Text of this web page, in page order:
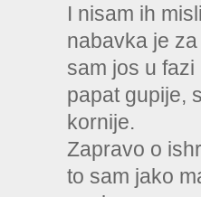
I nisam ih
nabavka je
sam jos u
papat gupije,
kornije.
Zapravo o
to sam jako